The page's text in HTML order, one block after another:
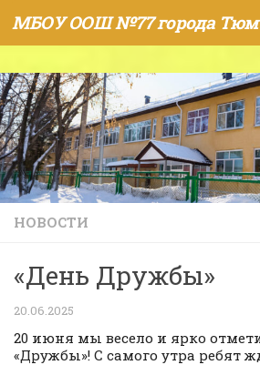
Skip to content
МБОУ ООШ №77 города
НОВОСТИ
«День Дружбы»
20.06.2025
20 июня мы весело и ярко
«Дружбы»! С самого утра ребят